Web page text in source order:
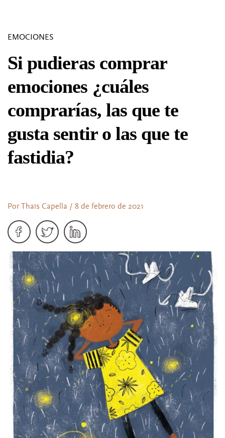
EMOCIONES
Si pudieras comprar
emociones ¿cuáles
comprarías, las que te
gusta sentir o las que te
fastidia?
Por Thaïs Capella / 8 de febrero de 2021